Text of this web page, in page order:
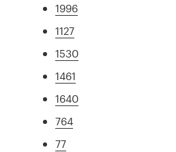
1996
1127
1530
1461
1640
764
77